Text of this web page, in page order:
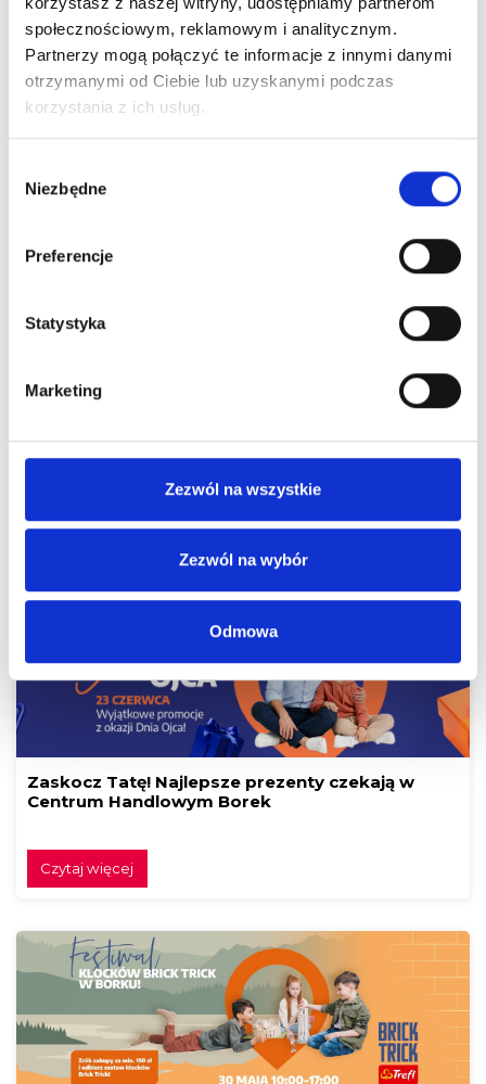
społecznościowym, reklamowym i analitycznym.
Partnerzy mogą połączyć te informacje z innymi danymi
otrzymanymi od Ciebie lub uzyskanymi podczas
korzystania z ich usług.
zgody
Niezbędne
Preferencje
Statystyka
Marketing
Zezwól na wszystkie
Zezwól na wybór
Odmowa
Czas na letnie odświeżenie! Odkryj gorące
Czytaj więcej
ALE UPAŁ! Dbajmy o siebie nawzajem.
Czytaj więcej
Zaskocz Tatę! Najlepsze prezenty czekają w
Centrum Handlowym Borek
Czytaj więcej